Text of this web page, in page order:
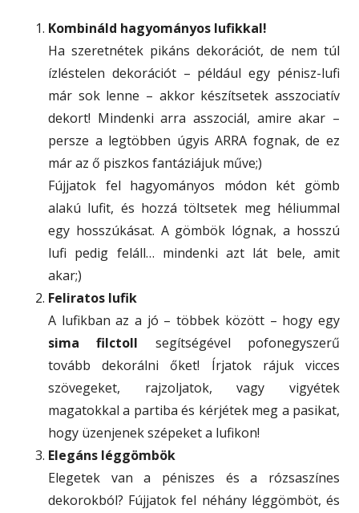
Kombináld hagyományos lufikkal!
Ha szeretnétek pikáns dekorációt, de nem túl
ízléstelen dekorációt – például egy pénisz-lufi
már sok lenne – akkor készítsetek asszociatív
dekort! Mindenki arra asszociál, amire akar –
persze a legtöbben úgyis ARRA fognak, de ez
már az ő piszkos fantáziájuk műve;)
Fújjatok fel hagyományos módon két gömb
alakú lufit, és hozzá töltsetek meg héliummal
egy hosszúkásat. A gömbök lógnak, a hosszú
lufi pedig feláll… mindenki azt lát bele, amit
akar;)
Feliratos lufik
A lufikban az a jó – többek között – hogy egy
sima filctoll segítségével pofonegyszerű
tovább dekorálni őket! Írjatok rájuk vicces
szövegeket, rajzoljatok, vagy vigyétek
magatokkal a partiba és kérjétek meg a pasikat,
hogy üzenjenek szépeket a lufikon!
Elegáns léggömbök
Elegetek van a péniszes és a rózsaszínes
dekorokból? Fújjatok fel néhány léggömböt, és